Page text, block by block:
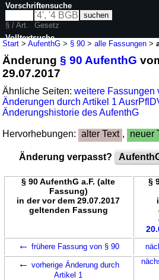
Start >AufenthG > § 90 >alle Fassungen >
Änderung§ 90 AufenthG
29.07.2017
Ähnliche Seiten:weitere Fassungen
Änderungen durch Artikel 1
Änderungshistorie des AufenthG
Hervorhebungen: alter Text , neuer
Änderung verpasst?
§ 90 AufenthG a.F. (alte
Fassung)
in der vor dem 29.07.2017
geltenden Fassung
§
← frühere Fassung von § 90
← vorherige Änderung durch
Artikel 1
Vorschriftensuche
§ / Art.
Gesetz
Volltextsuche
nur in AufenthG